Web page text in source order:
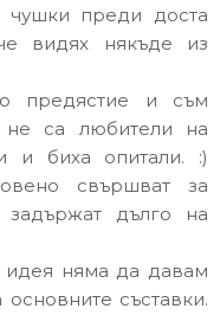
чушки преди доста
видях някъде из
предястие и съм
не са любители на
и биха опитали. :)
свършват за
дълго на
идея няма да давам
съставки.